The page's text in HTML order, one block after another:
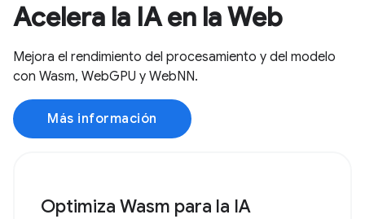
Acelera la IA en la Web
Mejora el rendimiento del procesamiento y del modelo
con Wasm, WebGPU y WebNN.
Más información
Optimiza Wasm para la IA